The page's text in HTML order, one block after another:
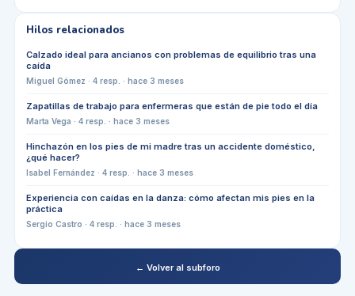
Hilos relacionados
Calzado ideal para ancianos con problemas de equilibrio tras una
caída
Miguel Gómez · 4resp. · hace 3 meses
Zapatillas de trabajo para enfermeras que están de pie todo el día
Marta Vega · 4resp. · hace 3 meses
Hinchazón en los pies de mi madre tras un accidente doméstico,
¿qué hacer?
Isabel Fernández · 4resp. · hace 3 meses
Experiencia con caídas en la danza: cómo afectan mis pies en la
práctica
Sergio Castro · 4resp. · hace 3 meses
← Volver al subforo